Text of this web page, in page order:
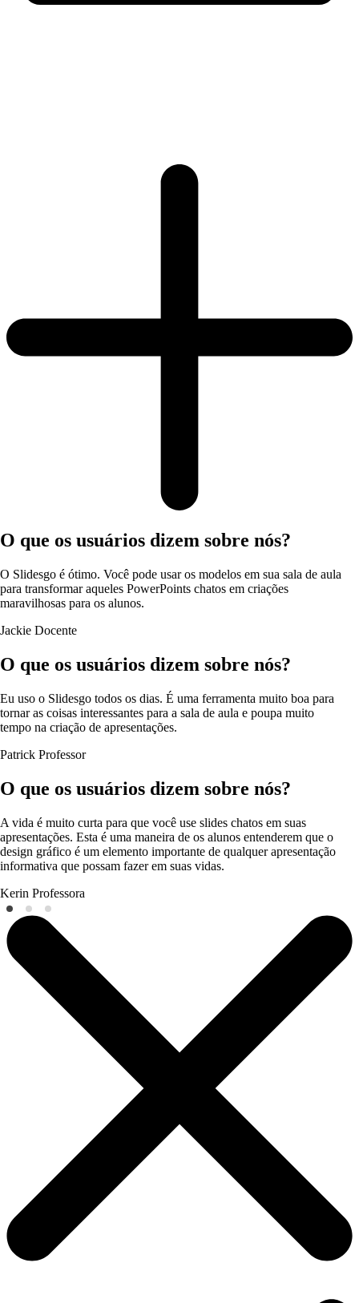
O que os usuários dizem sobre nós?
O Slidesgo é ótimo. Você pode usar os modelos em sua sala de aula
para transformar aqueles PowerPoints chatos em criações
maravilhosas para os alunos.
Jackie Docente
O que os usuários dizem sobre nós?
Eu uso o Slidesgo todos os dias. É uma ferramenta muito boa para
tornar as coisas interessantes para a sala de aula e poupa muito
tempo na criação de apresentações.
Patrick Professor
O que os usuários dizem sobre nós?
A vida é muito curta para que você use slides chatos em suas
apresentações. Esta é uma maneira de os alunos entenderem que o
design gráfico é um elemento importante de qualquer apresentação
informativa que possam fazer em suas vidas.
Kerin Professora